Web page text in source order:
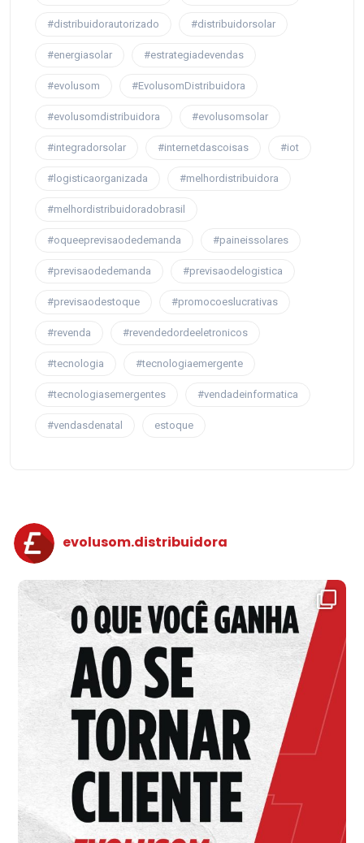
#distribuidorautorizado #distribuidorsolar
#energiasolar #estrategiadevendas
#evolusom #EvolusomDistribuidora
#evolusomdistribuidora #evolusomsolar
#integradorsolar #internetdascoisas #iot
#logisticaorganizada #melhordistribuidora
#melhordistribuidoradobrasil
#oqueeprevisaodedemanda #paineissolares
#previsaodedemanda #previsaodelogistica
#previsaodestoque #promocoeslucrativas
#revenda #revendedordeeletronicos
#tecnologia #tecnologiaemergente
#tecnologiasemergentes #vendadeinformatica
#vendasdenatal estoque
evolusom.distribuidora